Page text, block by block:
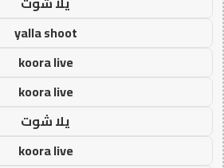
yalla shoot
koora live
koora live
يلا شوت
koora live